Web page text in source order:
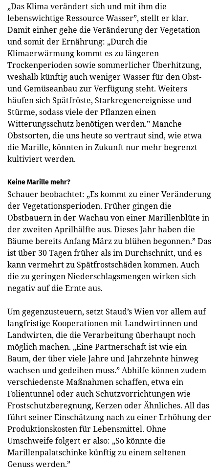
„Das Klima verändert sich und mit ihm die
lebenswichtige Ressource Wasser”, stellt er klar.
Damit einher gehe die Veränderung der Vegetation
und somit der Ernährung: „Durch die
Klimaerwärmung kommt es zu längeren
Trockenperioden sowie sommerlicher Überhitzung,
weshalb künftig auch weniger Wasser für den Obst-
und Gemüseanbau zur Verfügung steht. Weiters
häufen sich Spätfröste, Starkregenereignisse und
Stürme, sodass viele der Pflanzen einen
Witterungsschutz benötigen werden.” Manche
Obstsorten, die uns heute so vertraut sind, wie etwa
die Marille, könnten in Zukunft nur mehr begrenzt
kultiviert werden.
Keine Marille mehr?
Schauer beobachtet: „Es kommt zu einer Veränderung
der Vegetationsperioden. Früher gingen die
Obstbauern in der Wachau von einer Marillenblüte in
der zweiten Aprilhälfte aus. Dieses Jahr haben die
Bäume bereits Anfang März zu blühen begonnen.” Das
ist über 30 Tagen früher als im Durchschnitt, und es
kann vermehrt zu Spätfrostschäden kommen. Auch
die zu geringen Niederschlagsmengen wirken sich
negativ auf die Ernte aus.
Um gegenzusteuern, setzt Staud’s Wien vor allem auf
langfristige Kooperationen mit Landwirtinnen und
Land­wirten, die die Verarbeitung überhaupt noch
möglich machen. „Eine Partnerschaft ist wie ein
Baum, der über viele Jahre und Jahrzehnte hinweg
wachsen und gedeihen muss.” Abhilfe können zudem
verschiedenste Maßnahmen schaffen, etwa ein
Folientunnel oder auch Schutzvorrichtungen wie
Frostschutzberegnung, Kerzen oder Ähnliches. All das
führt seiner Einschätzung nach zu einer Erhöhung der
Produktionskosten für Lebensmittel. Ohne
Umschweife folgert er also: „So könnte die
Marillenpalatschinke künftig zu einem seltenen
Genuss werden.”